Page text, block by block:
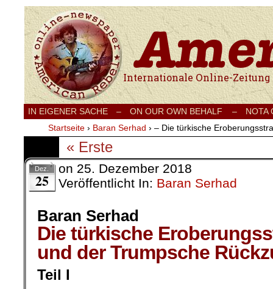
Internationale Onlinezeitung für Frieden,
IN EIGENER SACHE – ON OUR OWN BEHALF –
NOTA
Startseite › Baran Serhad › – Die türkische
« Erste
Dez.
25
on 25. Dezember 2018
Veröffentlicht In: Baran Serhad
Baran Serhad
Die türkische
und der Trumpsche
Teil I